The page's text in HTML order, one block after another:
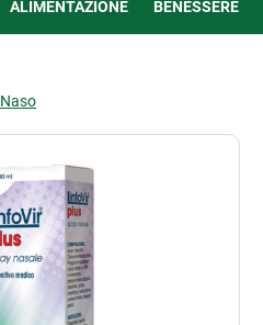
ALIMENTAZIONE BENESSERE
Naso